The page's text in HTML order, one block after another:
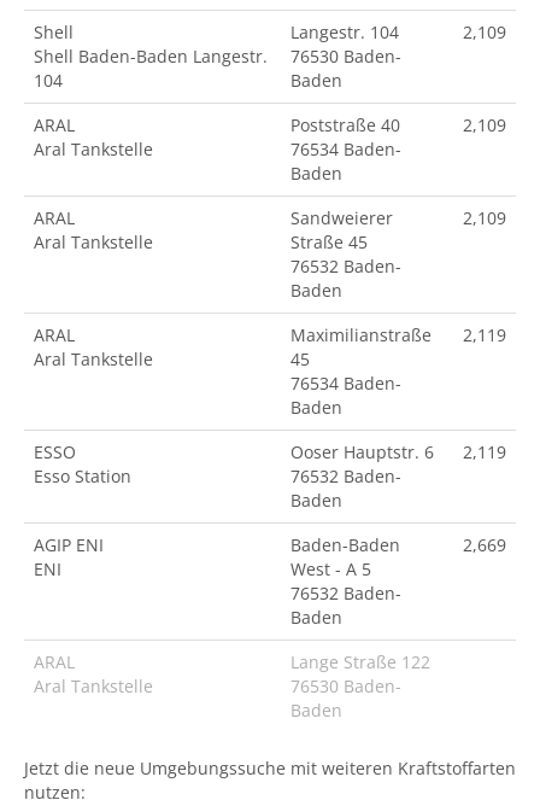
Shell
Shell Baden-Baden Langestr.
104
Langestr. 104
76530 Baden-
Baden
2,109
ARAL
Aral Tankstelle
Poststraße 40
76534 Baden-
Baden
2,109
ARAL
Aral Tankstelle
Sandweierer
Straße 45
76532 Baden-
Baden
2,109
ARAL
Aral Tankstelle
Maximilianstraße
45
76534 Baden-
Baden
2,119
ESSO
Esso Station
Ooser Hauptstr. 6
76532 Baden-
Baden
2,119
AGIP ENI
ENI
Baden-Baden
West - A 5
76532 Baden-
Baden
2,669
ARAL
Aral Tankstelle
Lange Straße 122
76530 Baden-
Baden
Jetzt die neue Umgebungssuche mit weiteren Kraftstoffarten
nutzen: